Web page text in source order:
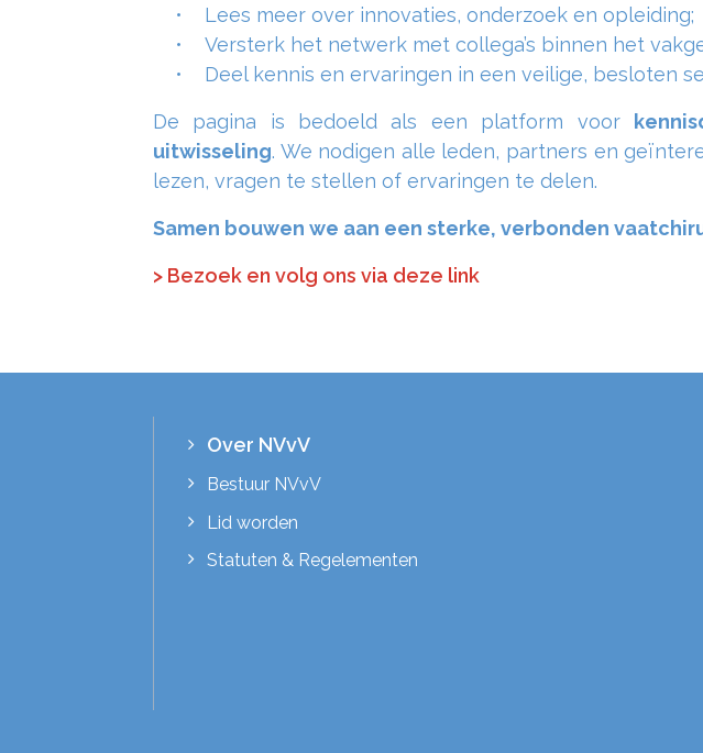
• Lees meer over innovaties, onderzoek en opleiding;
• Versterk het netwerk met collega’s binnen het
• Deel kennis en ervaringen in een veilige, besloten
De pagina is bedoeld als een platform voor
uitwisseling. We nodigen alle leden, partners en
lezen, vragen te stellen of ervaringen te delen.
Samen bouwen we aan een sterke, verbonden
> Bezoek en volg ons via deze link
Over NVvV
Bestuur NVvV
Lid worden
Statuten & Regelementen